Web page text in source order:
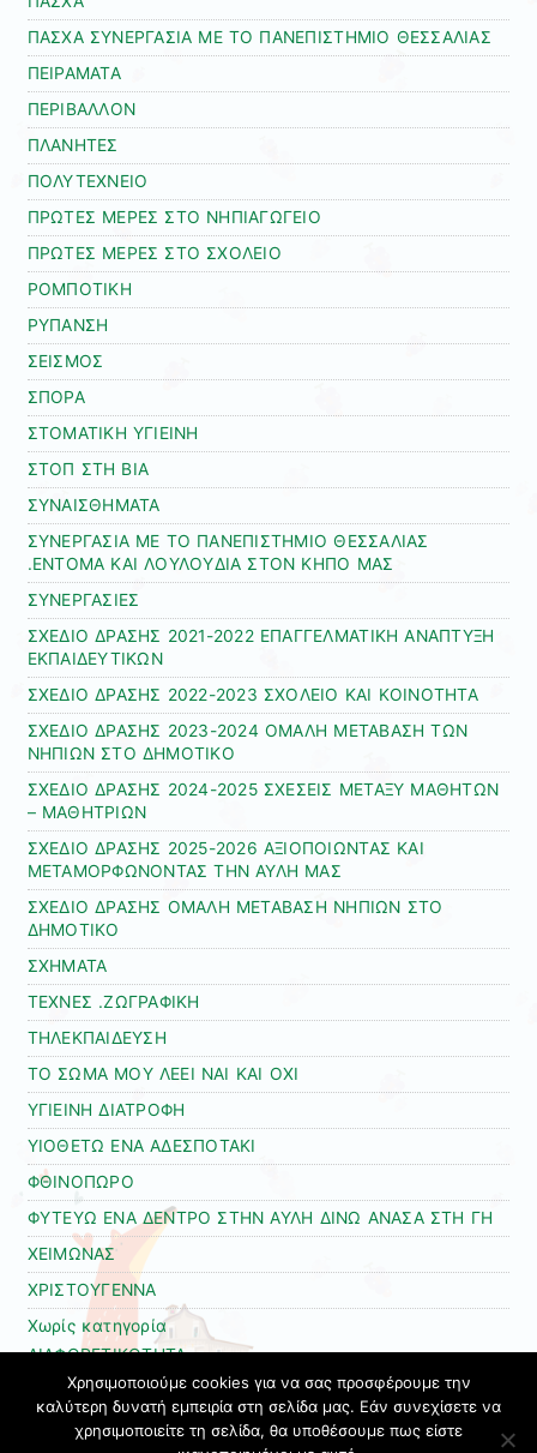
ΠΑΣΧΑ ΣΥΝΕΡΓΑΣΙΑ ΜΕ ΤΟ ΠΑΝΕΠΙΣΤΗΜΙΟ ΘΕΣΣΑΛΙΑΣ
ΠΕΙΡΑΜΑΤΑ
ΠΕΡΙΒΑΛΛΟΝ
ΠΛΑΝΗΤΕΣ
ΠΟΛΥΤΕΧΝΕΙΟ
ΠΡΩΤΕΣ ΜΕΡΕΣ ΣΤΟ ΝΗΠΙΑΓΩΓΕΙΟ
ΠΡΩΤΕΣ ΜΕΡΕΣ ΣΤΟ ΣΧΟΛΕΙΟ
ΡΟΜΠΟΤΙΚΗ
ΡΥΠΑΝΣΗ
ΣΕΙΣΜΟΣ
ΣΠΟΡΑ
ΣΤΟΜΑΤΙΚΗ ΥΓΙΕΙΝΗ
ΣΤΟΠ ΣΤΗ ΒΙΑ
ΣΥΝΑΙΣΘΗΜΑΤΑ
ΣΥΝΕΡΓΑΣΙΑ ΜΕ ΤΟ ΠΑΝΕΠΙΣΤΗΜΙΟ ΘΕΣΣΑΛΙΑΣ
.ΕΝΤΟΜΑ ΚΑΙ ΛΟΥΛΟΥΔΙΑ ΣΤΟΝ ΚΗΠΟ ΜΑΣ
ΣΥΝΕΡΓΑΣΙΕΣ
ΣΧΕΔΙΟ ΔΡΑΣΗΣ 2021-2022 ΕΠΑΓΓΕΛΜΑΤΙΚΗ ΑΝΑΠΤΥΞΗ
ΕΚΠΑΙΔΕΥΤΙΚΩΝ
ΣΧΕΔΙΟ ΔΡΑΣΗΣ 2022-2023 ΣΧΟΛΕΙΟ ΚΑΙ ΚΟΙΝΟΤΗΤΑ
ΣΧΕΔΙΟ ΔΡΑΣΗΣ 2023-2024 ΟΜΑΛΗ ΜΕΤΑΒΑΣΗ ΤΩΝ
ΝΗΠΙΩΝ ΣΤΟ ΔΗΜΟΤΙΚΟ
ΣΧΕΔΙΟ ΔΡΑΣΗΣ 2024-2025 ΣΧΕΣΕΙΣ ΜΕΤΑΞΥ ΜΑΘΗΤΩΝ
– ΜΑΘΗΤΡΙΩΝ
ΣΧΕΔΙΟ ΔΡΑΣΗΣ 2025-2026 ΑΞΙΟΠΟΙΩΝΤΑΣ ΚΑΙ
ΜΕΤΑΜΟΡΦΩΝΟΝΤΑΣ ΤΗΝ ΑΥΛΗ ΜΑΣ
ΣΧΕΔΙΟ ΔΡΑΣΗΣ ΟΜΑΛΗ ΜΕΤΑΒΑΣΗ ΝΗΠΙΩΝ ΣΤΟ
ΔΗΜΟΤΙΚΟ
ΣΧΗΜΑΤΑ
ΤΕΧΝΕΣ .ΖΩΓΡΑΦΙΚΗ
ΤΗΛΕΚΠΑΙΔΕΥΣΗ
ΤΟ ΣΩΜΑ ΜΟΥ ΛΕΕΙ ΝΑΙ ΚΑΙ ΟΧΙ
ΥΓΙΕΙΝΗ ΔΙΑΤΡΟΦΗ
ΥΙΟΘΕΤΩ ΕΝΑ ΑΔΕΣΠΟΤΑΚΙ
ΦΘΙΝΟΠΩΡΟ
ΦΥΤΕΥΩ ΕΝΑ ΔΕΝΤΡΟ ΣΤΗΝ ΑΥΛΗ ΔΙΝΩ ΑΝΑΣΑ ΣΤΗ ΓΗ
ΧΕΙΜΩΝΑΣ
ΧΡΙΣΤΟΥΓΕΝΝΑ
Χωρίς κατηγορία
ΔΙΑΦΟΡΕΤΙΚΟΤΗΤΑ
ΨΗΦΙΑΚΟ ΒΙΒΛΙΟ
ΩΡΑ ΓΙΑ ΠΑΙΧΝΙΔΙ!!!
Χρησιμοποιούμε cookies για να σας προσφέρουμε την
καλύτερη δυνατή εμπειρία στη σελίδα μας. Εάν συνεχίσετε να
χρησιμοποιείτε τη σελίδα, θα υποθέσουμε πως είστε